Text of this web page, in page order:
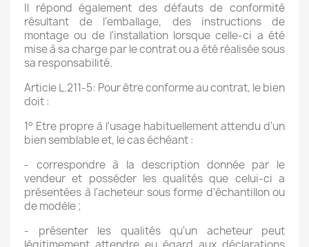
Il répond également des défauts de conformité
résultant de l'emballage, des instructions de
montage ou de l'installation lorsque celle-ci a été
mise à sa charge par le contrat ou a été réalisée sous
sa responsabilité.
Article L.211-5: Pour être conforme au contrat, le bien
doit :
1° Etre propre à l'usage habituellement attendu d'un
bien semblable et, le cas échéant :
- correspondre à la description donnée par le
vendeur et posséder les qualités que celui-ci a
présentées à l'acheteur sous forme d'échantillon ou
de modèle ;
- présenter les qualités qu'un acheteur peut